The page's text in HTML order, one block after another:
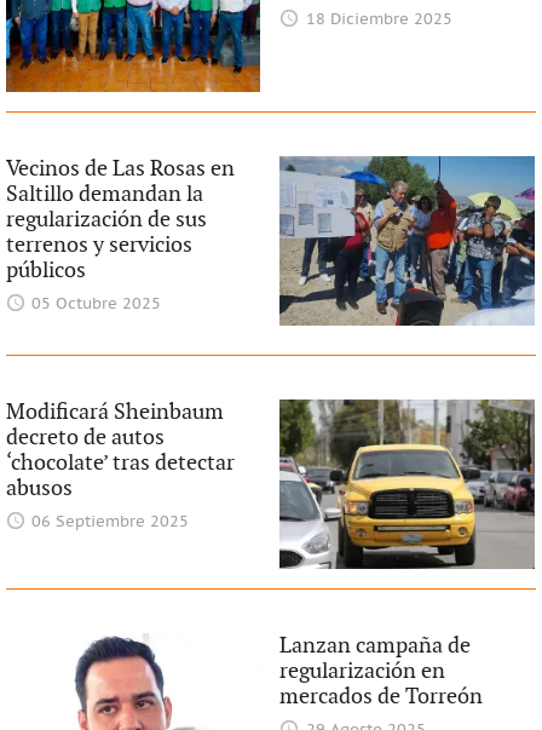
18 Diciembre 2025
Vecinos de Las Rosas en
Saltillo demandan la
regularización de sus
terrenos y servicios
públicos
05 Octubre 2025
Modificará Sheinbaum
decreto de autos
‘chocolate’ tras detectar
abusos
06 Septiembre 2025
Lanzan campaña de
regularización en
mercados de Torreón